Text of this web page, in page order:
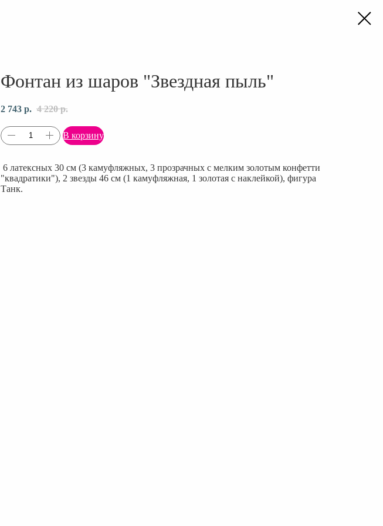
Фонтан из шаров "Звездная пыль"
2 743 р. 4 220 р.
В корзину
6 латексных 30 см (3 камуфляжных, 3 прозрачных с мелким золотым конфетти
"квадратики"), 2 звезды 46 см (1 камуфляжная, 1 золотая с наклейкой), фигура
Танк.